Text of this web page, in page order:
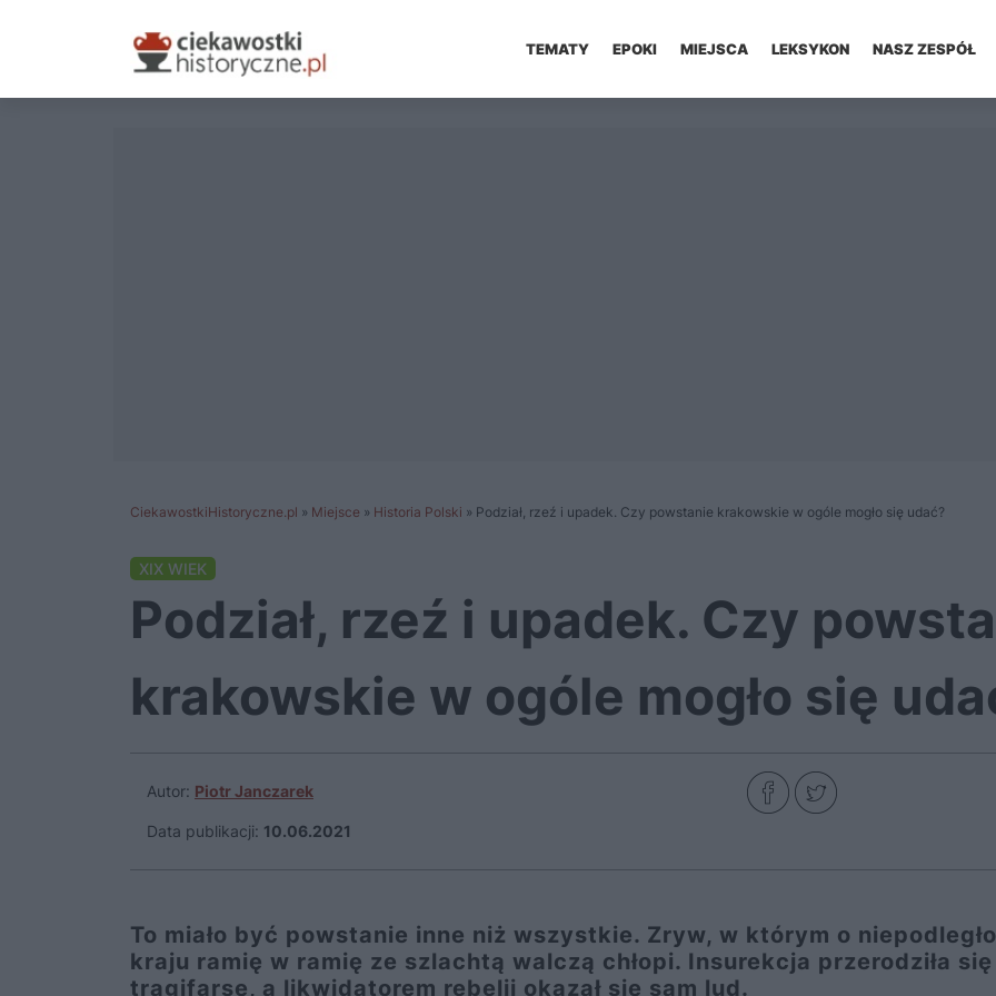
TEMATY EPOKI MIEJSCA LEKSYKON NASZ ZESPÓŁ
CiekawostkiHistoryczne.pl » Miejsce » Historia Polski » Podział, rzeź i upadek. Czy powstanie krakowskie w ogóle mogło się udać?
XIX WIEK
Podział, rzeź i upadek. Czy
krakowskie w ogóle mogło się
Autor: Piotr Janczarek
Data publikacji: 10.06.2021
To miało być powstanie inne niż wszystkie. Zryw, w którym o
kraju ramię w ramię ze szlachtą walczą chłopi. Insurekcja przerodziła się
tragifarsę, a likwidatorem rebelii okazał się sam lud.